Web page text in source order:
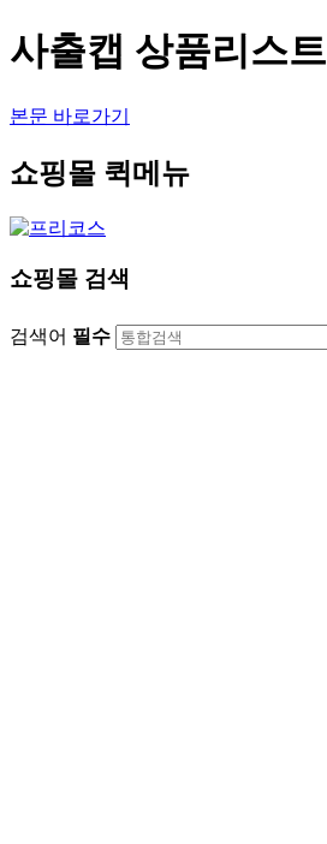
사출캡 상품리스트
본문 바로가기
쇼핑몰 퀵메뉴
쇼핑몰 검색
검색어 필수